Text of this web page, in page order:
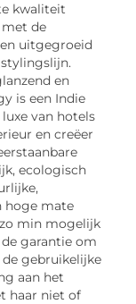
kwaliteit
de
uitgegroeid
en
is een Indie
van hotels
en creëer
ecologisch
hoge mate
min mogelijk
garantie om
de gebruikelijke
aan het
haar niet of